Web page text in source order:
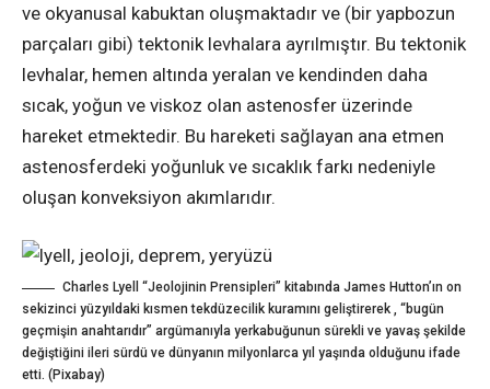
ve okyanusal kabuktan oluşmaktadır ve (bir yapbozun
parçaları gibi) tektonik levhalara ayrılmıştır. Bu tektonik
levhalar, hemen altında yeralan ve kendinden daha
sıcak, yoğun ve viskoz olan astenosfer üzerinde
hareket etmektedir. Bu hareketi sağlayan ana etmen
astenosferdeki yoğunluk ve sıcaklık farkı nedeniyle
oluşan konveksiyon akımlarıdır.
Charles Lyell “Jeolojinin Prensipleri” kitabında James Hutton’ın on
sekizinci yüzyıldaki kısmen tekdüzecilik kuramını geliştirerek , “bugün
geçmişin anahtarıdır” argümanıyla yerkabuğunun sürekli ve yavaş şekilde
değiştiğini ileri sürdü ve dünyanın milyonlarca yıl yaşında olduğunu ifade
etti. (Pixabay)